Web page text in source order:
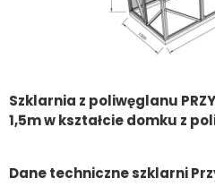
Szklarnia z poliwęglanu
1,5m w kształcie domku z
Dane techniczne szklarni